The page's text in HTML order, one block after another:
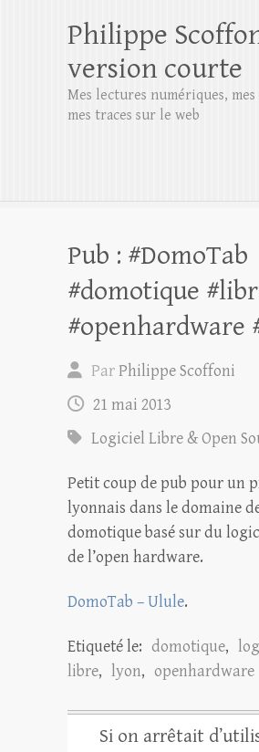
Philippe
version courte
Mes lectures numériques,
mes traces sur le web
Pub : #DomoTab
#domotique
#openhardware
ParPhilippe Scoffoni
21 mai 2013
Logiciel Libre & Open
Petit coup de pub pour un
lyonnais dans le domaine
domotique basé sur du
de l’open hardware.
DomoTab – Ulule.
Etiqueté le: domotique,
libre, lyon, openhardware
Si on arrêtait